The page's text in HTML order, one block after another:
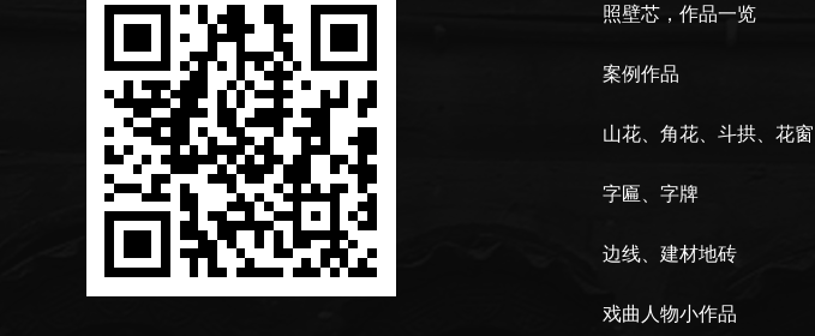
照壁芯，作品一览
案例作品
山花、角花、斗拱、花窗
字匾、字牌
边线、建材地砖
戏曲人物小作品